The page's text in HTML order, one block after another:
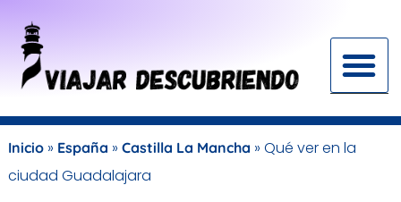
contenido
Inicio» España » Castilla La Mancha » Qué ver en la
ciudad Guadalajara